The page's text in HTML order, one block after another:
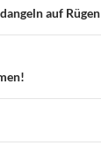
auf Rügen